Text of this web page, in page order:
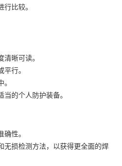
比较。
晰可读。
行。
的个人防护装备。
性。
无损检测方法，以获得更全面的焊